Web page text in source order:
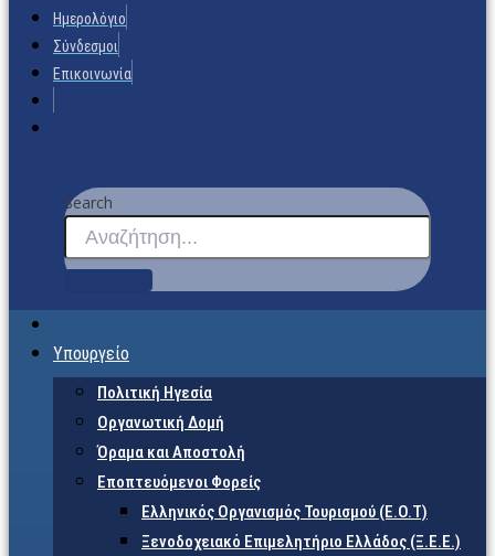
Ημερολόγιο
Σύνδεσμοι
Επικοινωνία
Search
Υπουργείο
Πολιτική Ηγεσία
Οργανωτική Δομή
Όραμα και Αποστολή
Εποπτευόμενοι Φορείς
Eλληνικός Οργανισμός Τουρισμού (Ε.Ο.Τ)
Ξενοδοχειακό Επιμελητήριο Ελλάδος (Ξ.Ε.Ε.)